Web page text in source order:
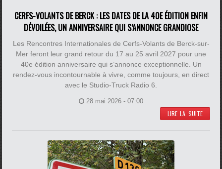
CERFS-VOLANTS DE BERCK : LES DATES DE LA 40E ÉDITION ENFIN
DÉVOILÉES, UN ANNIVERSAIRE QUI S’ANNONCE GRANDIOSE
Les Rencontres Internationales de Cerfs-Volants de Berck-sur-
Mer feront leur grand retour du 17 au 25 avril 2027 pour une
40e édition anniversaire qui s’annonce exceptionnelle. Un
rendez-vous incontournable à vivre, comme toujours, en direct
avec le Studio-Truck Radio 6.
28 mai 2026 - 07:00
LIRE LA SUITE